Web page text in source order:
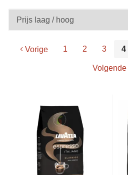
Vorige 1 2 3 4
Volgende